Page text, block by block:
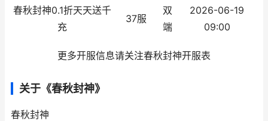
春秋封神0.1折天天送千
充
37服
双
端
2026-06-19
09:00
更多开服信息请关注春秋封神开服表
关于《春秋封神》
春秋封神